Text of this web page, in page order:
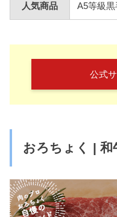
人気商品 A5等級
公式
おろちょく | 和